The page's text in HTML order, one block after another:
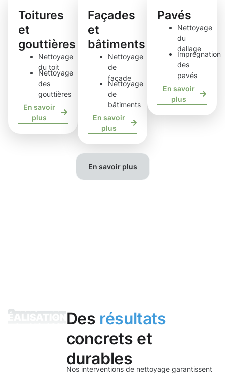
Toitures
et
gouttières
Nettoyage
du toit
Nettoyage
des
gouttières
En savoir
plus
Façades
et
bâtiments
Nettoyage
de
façade
Nettoyage
de
bâtiments
En savoir
plus
Pavés
Nettoyage
du
dallage
Imprégnation
des
pavés
En savoir
plus
En savoir plus
Des résultats
concrets et
durables
Nos interventions de nettoyage garantissent